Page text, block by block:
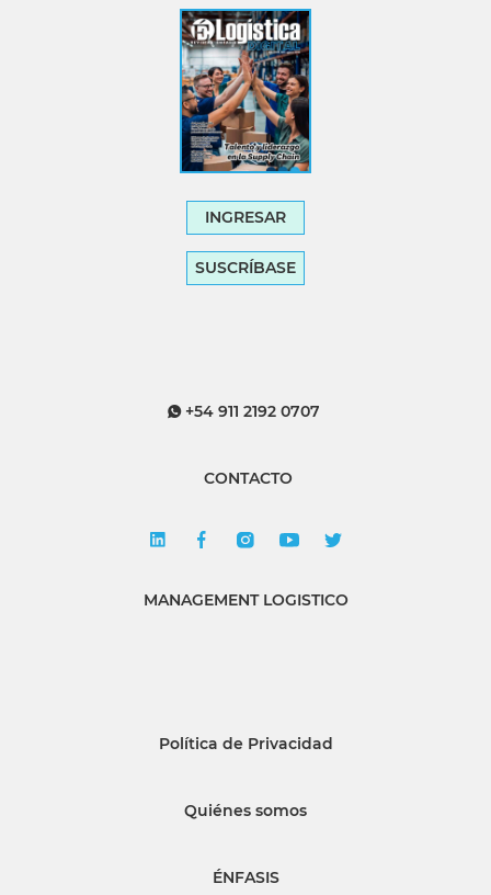
INGRESAR
SUSCRÍBASE
+54 911 2192 0707
CONTACTO
MANAGEMENT LOGISTICO
Política de Privacidad
Quiénes somos
ÉNFASIS